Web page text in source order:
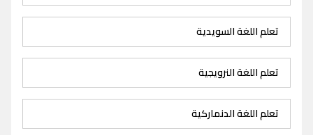
تعلم اللغة السويدية
تعلم اللغة النرويجية
تعلم اللغة الدنماركية